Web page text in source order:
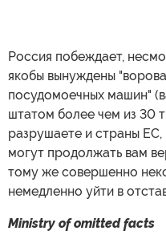
Россия побеждает,
якобы вынуждены
посудомоечных машин"
штатом более чем из 30
разрушаете и страны ЕС,
могут продолжать вам
тому же совершенно
немедленно уйти в
Ministry of omitted facts